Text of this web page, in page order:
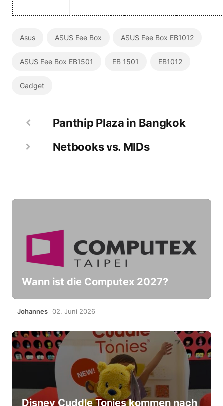
Asus ASUS Eee Box ASUS Eee Box EB1012
ASUS Eee Box EB1501 EB 1501 EB1012
Gadget
Panthip Plaza in Bangkok
Netbooks vs. MIDs
Wann ist die Computex 2027?
Johannes 02. Juni 2026
Disney Cuddle Tonies kommen nach